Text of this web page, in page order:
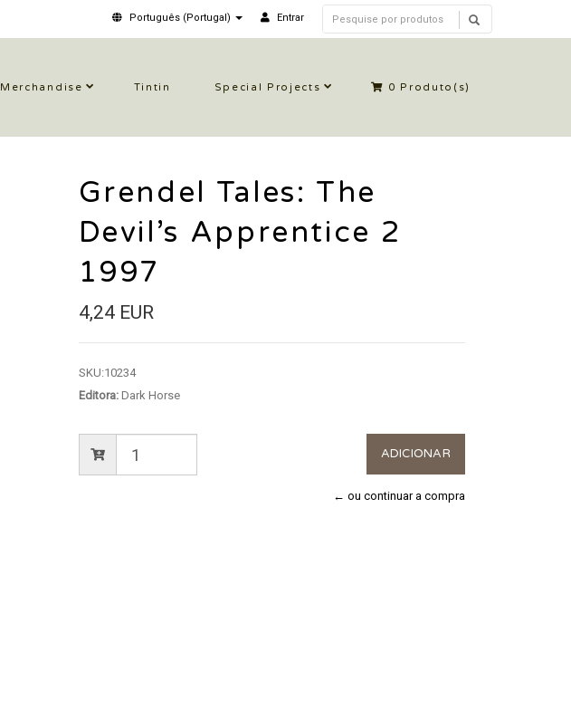
Português (Portugal) Entrar
Merchandise Tintin Special Projects 0 Produto(s)
Grendel Tales: The
Devil’s Apprentice 2
1997
4,24 EUR
SKU:10234
Editora:Dark Horse
← ou continuar a compra